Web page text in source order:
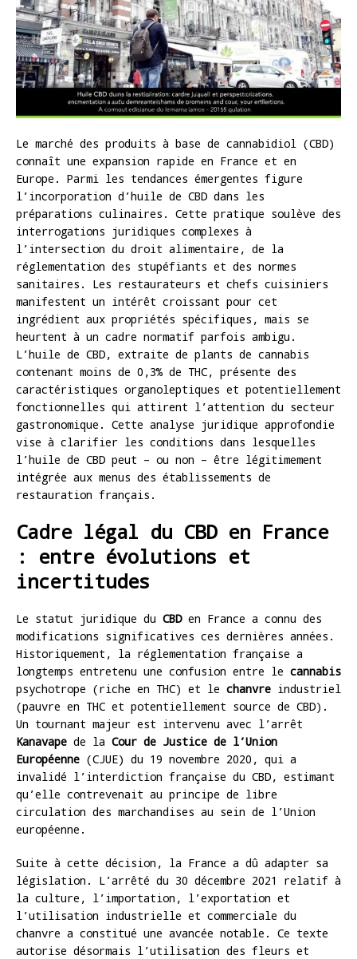
Le marché des produits à base de cannabidiol (CBD)
connaît une expansion rapide en France et en
Europe. Parmi les tendances émergentes figure
l’incorporation d’huile de CBD dans les
préparations culinaires. Cette pratique soulève des
interrogations juridiques complexes à
l’intersection du droit alimentaire, de la
réglementation des stupéfiants et des normes
sanitaires. Les restaurateurs et chefs cuisiniers
manifestent un intérêt croissant pour cet
ingrédient aux propriétés spécifiques, mais se
heurtent à un cadre normatif parfois ambigu.
L’huile de CBD, extraite de plants de cannabis
contenant moins de 0,3% de THC, présente des
caractéristiques organoleptiques et potentiellement
fonctionnelles qui attirent l’attention du secteur
gastronomique. Cette analyse juridique approfondie
vise à clarifier les conditions dans lesquelles
l’huile de CBD peut – ou non – être légitimement
intégrée aux menus des établissements de
restauration français.
Cadre légal du CBD en France
: entre évolutions et
incertitudes
Le statut juridique du CBDen France a connu des
modifications significatives ces dernières années.
Historiquement, la réglementation française a
longtemps entretenu une confusion entre le cannabis
psychotrope (riche en THC) et le chanvre industriel
(pauvre en THC et potentiellement source de CBD).
Un tournant majeur est intervenu avec l’arrêt
Kanavape de la Cour de Justice de l’Union
Européenne (CJUE) du 19 novembre 2020, qui a
invalidé l’interdiction française du CBD, estimant
qu’elle contrevenait au principe de libre
circulation des marchandises au sein de l’Union
européenne.
Suite à cette décision, la France a dû adapter sa
législation. L’arrêté du 30 décembre 2021 relatif à
la culture, l’importation, l’exportation et
l’utilisation industrielle et commerciale du
chanvre a constitué une avancée notable. Ce texte
autorise désormais l’utilisation des fleurs et